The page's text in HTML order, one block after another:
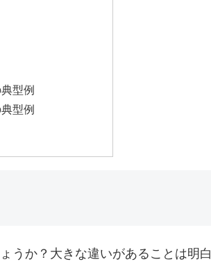
型例
型例
うか？大きな違いがあることは明白